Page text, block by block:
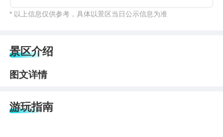
* 以上信息仅供参考，具体以景区当日公示信息为准
景区介绍
图文详情
游玩指南